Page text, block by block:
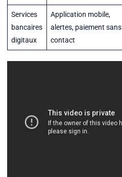
Services
bancaires
digitaux
Application mobile,
alertes, paiement sans
contact